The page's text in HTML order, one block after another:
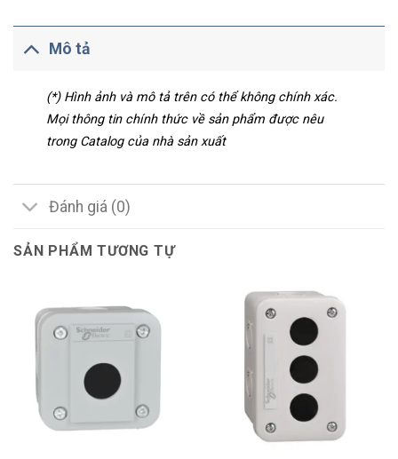
Mô tả
(*) Hình ảnh và mô tả trên có thể không chính xác.
Mọi thông tin chính thức về sản phẩm được nêu
trong Catalog của nhà sản xuất
Đánh giá (0)
SẢN PHẨM TƯƠNG TỰ